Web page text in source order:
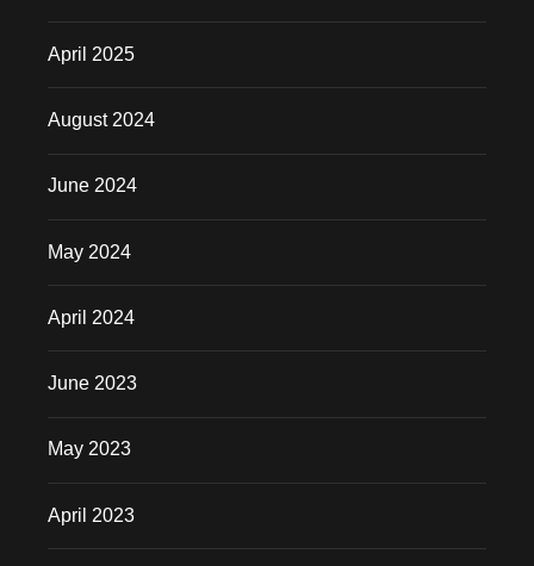
April 2025
August 2024
June 2024
May 2024
April 2024
June 2023
May 2023
April 2023